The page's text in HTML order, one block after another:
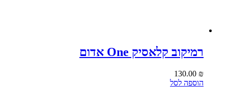
רמיקוב קלאסיק One אדום
130.00 ₪
הוספה לסל